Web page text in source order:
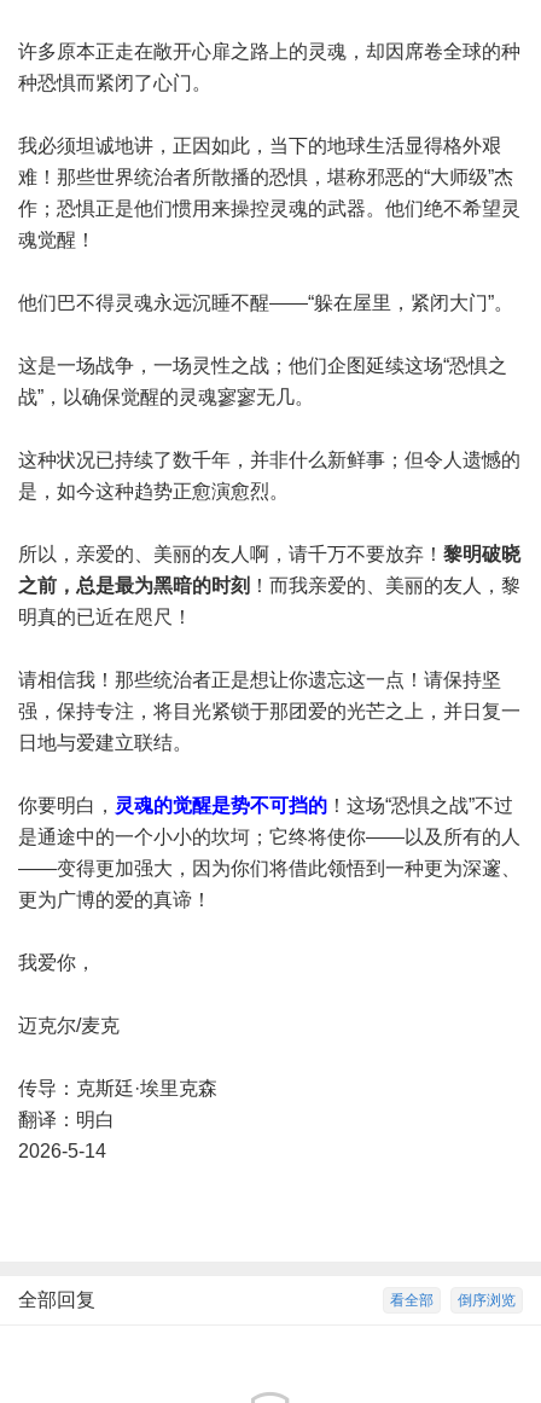
许多原本正走在敞开心扉之路上的灵魂，却因席卷全球的种
种恐惧而紧闭了心门。
我必须坦诚地讲，正因如此，当下的地球生活显得格外艰
难！那些世界统治者所散播的恐惧，堪称邪恶的“大师级”杰
作；恐惧正是他们惯用来操控灵魂的武器。他们绝不希望灵
魂觉醒！
他们巴不得灵魂永远沉睡不醒——“躲在屋里，紧闭大门”。
这是一场战争，一场灵性之战；他们企图延续这场“恐惧之
战”，以确保觉醒的灵魂寥寥无几。
这种状况已持续了数千年，并非什么新鲜事；但令人遗憾的
是，如今这种趋势正愈演愈烈。
所以，亲爱的、美丽的友人啊，请千万不要放弃！ 黎明破晓
之前，总是最为黑暗的时刻 ！而我亲爱的、美丽的友人，黎
明真的已近在咫尺！
请相信我！那些统治者正是想让你遗忘这一点！请保持坚
强，保持专注，将目光紧锁于那团爱的光芒之上，并日复一
日地与爱建立联结。
你要明白， 灵魂的觉醒是势不可挡的 ！这场“恐惧之战”不过
是通途中的一个小小的坎坷；它终将使你——以及所有的人
——变得更加强大，因为你们将借此领悟到一种更为深邃、
更为广博的爱的真谛！
我爱你，
迈克尔/麦克
传导：克斯廷·埃里克森
翻译：明白
2026-5-14
倒序浏览
看全部
全部回复